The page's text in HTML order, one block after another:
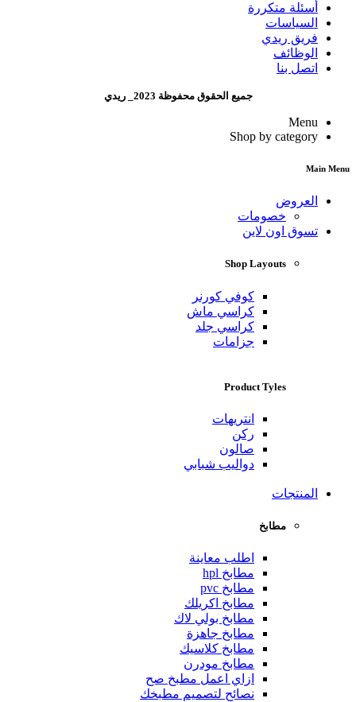
أسئلة متكررة
السياسات
فريق ريدي
الوظائف
اتصل بنا
جميع الحقوق محفوظة 2023_ ريدي
Menu
Shop by category
Main Menu
العروض
خصومات
تسوق اون لاين
Shop Layouts
كوفي كورنر
كراسي ماش
كراسي جلد
جزامات
Product Tyles
انتريهات
ركن
صالون
دواليب شبابي
المنتجات
مطابخ
اطلب معاينة
مطابخ hpl
مطابخ pvc
مطابخ اكريلك
مطابخ بولي لاك
مطابخ جاهزة
مطابخ كلاسيك
مطابخ مودرن
ازاي اعمل مطبخ صح
نصائح لتصميم مطبخك